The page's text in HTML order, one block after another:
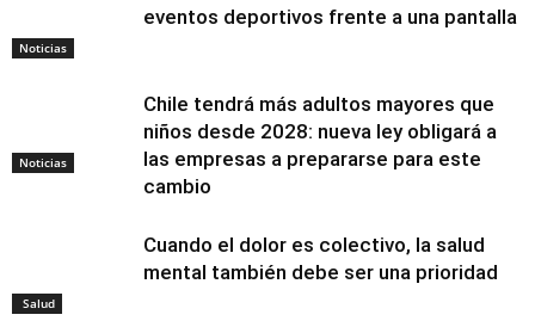
Noticias
eventos deportivos frente a una pantalla
Noticias
Chile tendrá más adultos mayores que
niños desde 2028: nueva ley obligará a
las empresas a prepararse para este
cambio
Salud
Cuando el dolor es colectivo, la salud
mental también debe ser una prioridad